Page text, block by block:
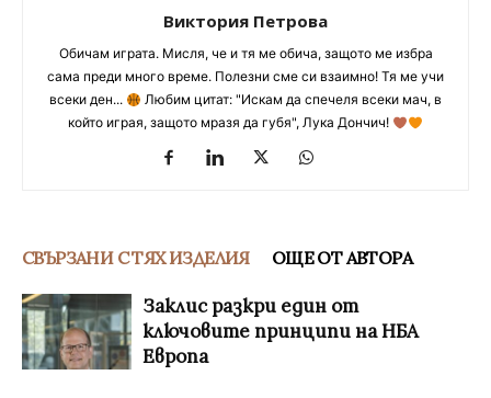
Виктория Петрова
Обичам играта. Мисля, че и тя ме обича, защото ме избра
сама преди много време. Полезни сме си взаимно! Тя ме учи
всеки ден...
Любим цитат: "Искам да спечеля всеки мач, в
който играя, защото мразя да губя", Лука Дончич!
СВЪРЗАНИ С ТЯХ ИЗДЕЛИЯ ОЩЕ ОТ АВТОРА
Заклис разкри един от
ключовите принципи на НБА
Европа